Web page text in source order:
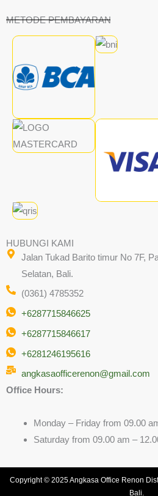
METODE PEMBAYARAN
HUBUNGI KAMI
Jalan Tukad Barito timur No 7F,
Selatan, Bali.
(0361) 4785352
+6287715846625
+6287715846617
+6281246195616
angkasaofficerenon@gmail.com
Office Hours:
Monday – Friday from 09.00
Saturday from 09.00 am –
Copyright © 2025 Angkasa Office Renon
Bali.